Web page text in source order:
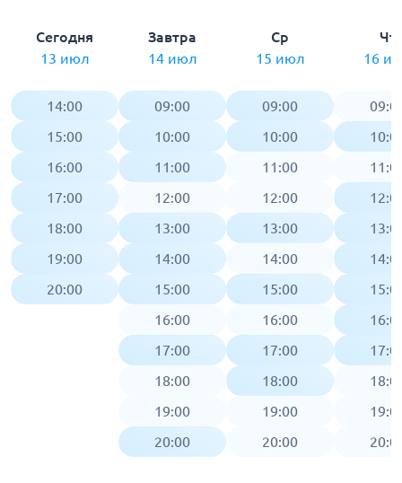
Сегодня
13 июл
14:00
15:00
16:00
17:00
18:00
19:00
20:00
Завтра
14 июл
09:00
10:00
11:00
12:00
13:00
14:00
15:00
16:00
17:00
18:00
19:00
20:00
Ср
15 июл
09:00
10:00
11:00
12:00
13:00
14:00
15:00
16:00
17:00
18:00
19:00
20:00
Чт
16